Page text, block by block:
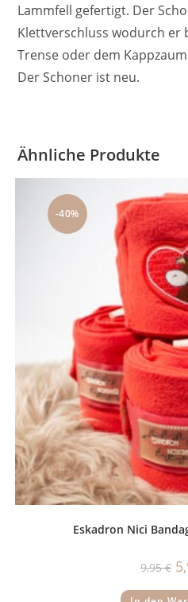
Lammfell gefertigt. Der
Klettverschluss wodurch er
Trense oder dem
Der Schoner ist neu.
Ähnliche Produkte
-40%
Eskadron Nici
9,95€